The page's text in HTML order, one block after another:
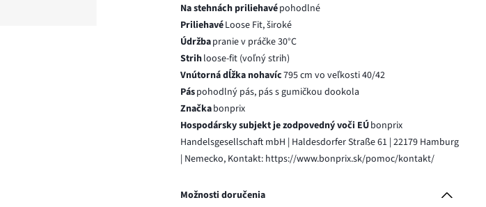
Na stehnách priliehavépohodlné
PriliehavéLoose Fit, široké
Údržbapranie v práčke 30°C
Strihloose-fit (voľný strih)
Vnútorná dĺžka nohavíc795 cm vo veľkosti 40/42
Páspohodlný pás, pás s gumičkou dookola
Značkabonprix
Hospodársky subjekt je zodpovedný voči EÚbonprix
Handelsgesellschaft mbH | Haldesdorfer Straße 61 | 22179 Hamburg
| Nemecko, Kontakt: https://www.bonprix.sk/pomoc/kontakt/
Možnosti doručenia